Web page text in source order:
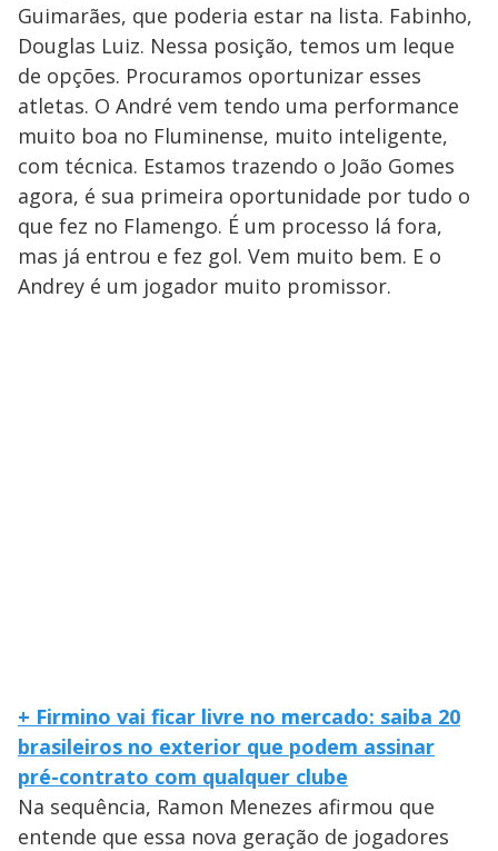
Guimarães, que poderia estar na lista. Fabinho,
Douglas Luiz. Nessa posição, temos um leque
de opções. Procuramos oportunizar esses
atletas. O André vem tendo uma performance
muito boa no Fluminense, muito inteligente,
com técnica. Estamos trazendo o João Gomes
agora, é sua primeira oportunidade por tudo o
que fez no Flamengo. É um processo lá fora,
mas já entrou e fez gol. Vem muito bem. E o
Andrey é um jogador muito promissor.
+ Firmino vai ficar livre no mercado: saiba 20
brasileiros no exterior que podem assinar
pré-contrato com qualquer clube
Na sequência, Ramon Menezes afirmou que
entende que essa nova geração de jogadores